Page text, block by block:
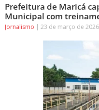
Prefeitura de Maricá
Municipal com
Jornalismo 23 de março de 2026